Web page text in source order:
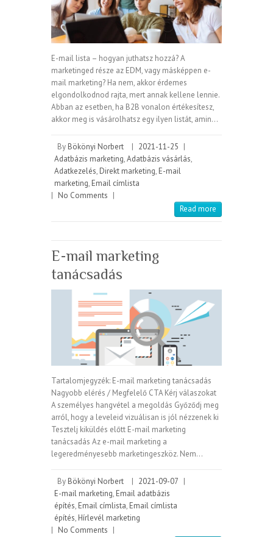
E-mail lista – hogyan juthatsz hozzá? A
marketinged része az EDM, vagy másképpen e-
mail marketing? Ha nem, akkor érdemes
elgondolkodnod rajta, mert annak kellene lennie.
Abban az esetben, ha B2B vonalon értékesítesz,
akkor meg is vásárolhatsz egy ilyen listát, amin…
By Bökönyi Norbert | 2021-11-25 |
Adatbázis marketing,Adatbázis vásárlás,
Adatkezelés, Direkt marketing, E-mail
marketing, Email címlista
| No Comments |
Read more
E-mail marketing
tanácsadás
Tartalomjegyzék: E-mail marketing tanácsadás
Nagyobb elérés / Megfelelő CTA Kérj válaszokat
A személyes hangvétel a megoldás Győződj meg
arról, hogy a leveleid vizuálisan is jól nézzenek ki
Tesztelj kiküldés előtt E-mail marketing
tanácsadás Az e-mail marketing a
legeredményesebb marketingeszköz. Nem…
By Bökönyi Norbert | 2021-09-07 |
E-mail marketing, Email adatbázis
építés, Email címlista, Email címlista
építés, Hírlevél marketing
| No Comments |